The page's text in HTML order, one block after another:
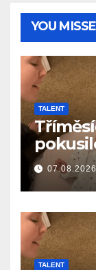
YOU
TALENT
a 07.08.2026
TALENT